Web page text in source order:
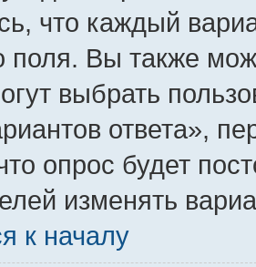
что каждый
поля. Вы также
выбрать
ответа»,
опрос будет
изменять
к началу